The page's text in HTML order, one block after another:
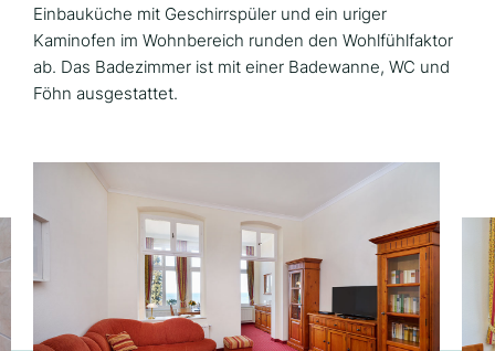
Einbauküche mit Geschirrspüler und ein uriger
Kaminofen im Wohnbereich runden den Wohlfühlfaktor
ab. Das Badezimmer ist mit einer Badewanne, WC und
Föhn ausgestattet.